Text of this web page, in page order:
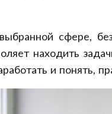
сфере,
находить
и понять,